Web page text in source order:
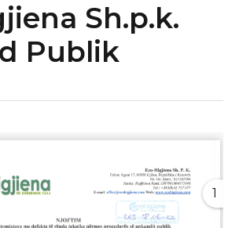
Sh.p.k.
Publik
1